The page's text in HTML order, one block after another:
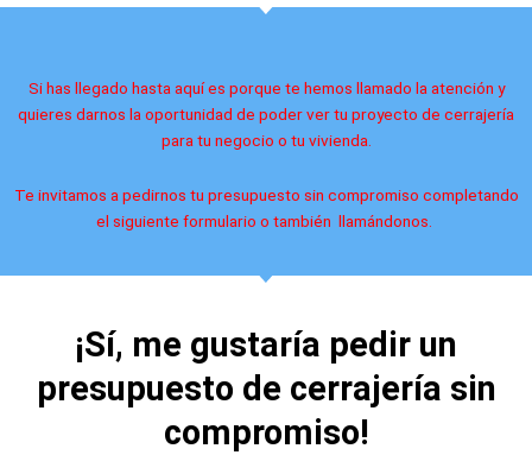
Si has llegado hasta aquí es porque te hemos llamado la atención y
quieres darnos la oportunidad de poder ver tu proyecto de cerrajería
para tu negocio o tu vivienda.
Te invitamos a pedirnos tu presupuesto sin compromiso completando
el siguiente formulario o también llamándonos.
¡Sí, me gustaría pedir un
presupuesto de cerrajería sin
compromiso!